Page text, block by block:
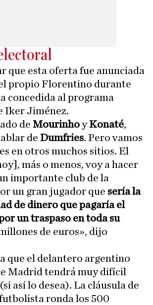
que esta oferta fue anunciada
propio Florentino durante
concedida al programa
Iker Jiménez.
de MourinhoyKonaté,
de Dumfries. Pero vamos
en otros muchos sitios. El
más o menos, voy a hacer
importante club de la
un gran jugador que sería la
de dinero que pagaría el
un traspaso en toda su
de euros», dijo
que el delantero argentino
Madrid tendrá muy difícil
así lo desea). La cláusula de
ronda los 500